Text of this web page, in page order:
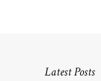
Latest Posts